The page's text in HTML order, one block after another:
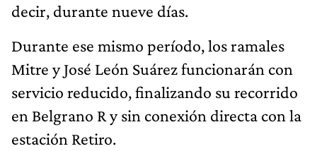
decir, durante nueve días.
Durante ese mismo período, los ramales
Mitre y José León Suárez funcionarán con
servicio reducido, finalizando su recorrido
en Belgrano R y sin conexión directa con la
estación Retiro.